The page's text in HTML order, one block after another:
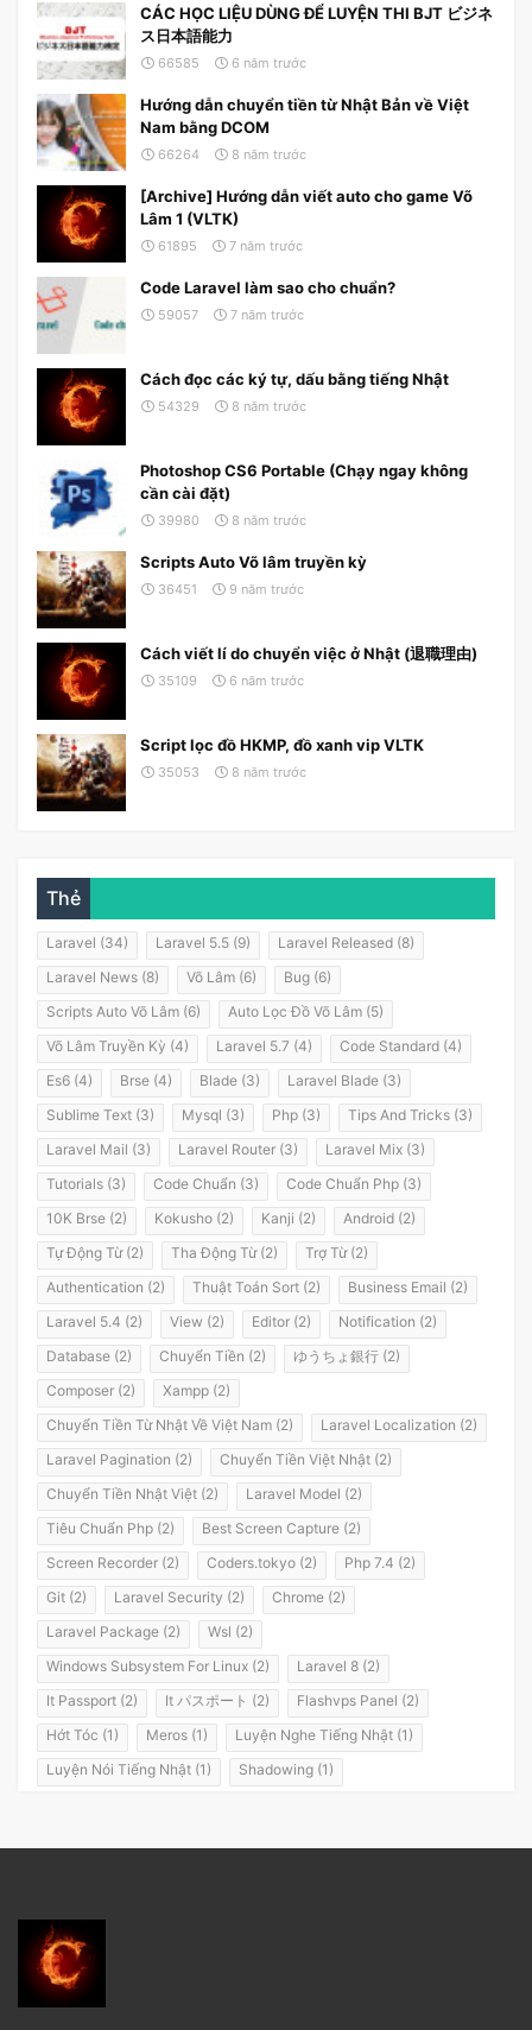
CÁC HỌC LIỆU DÙNG ĐỂ LUYỆN THI BJT ビジネ
ス日本語能力
66585 6 năm trước
Hướng dẫn chuyển tiền từ Nhật Bản về Việt
Nam bằng DCOM
66264 8 năm trước
[Archive] Hướng dẫn viết auto cho game Võ
Lâm 1 (VLTK)
61895 7 năm trước
Code Laravel làm sao cho chuẩn?
59057 7 năm trước
Cách đọc các ký tự, dấu bằng tiếng Nhật
54329 8 năm trước
Photoshop CS6 Portable (Chạy ngay không
cần cài đặt)
39980 8 năm trước
Scripts Auto Võ lâm truyền kỳ
36451 9 năm trước
Cách viết lí do chuyển việc ở Nhật (退職理由)
35109 6 năm trước
Script lọc đồ HKMP, đồ xanh vip VLTK
35053 8 năm trước
Thẻ
Laravel (34) Laravel 5.5 (9)
Laravel Released (8)
Laravel News (8)
Võ Lâm (6)
Bug (6)
Scripts Auto Võ Lâm (6)
Auto Lọc Đồ Võ Lâm (5)
Võ Lâm Truyền Kỳ (4)
Laravel 5.7 (4)
Code Standard (4)
Es6 (4)
Brse (4) Blade (3)
Laravel Blade (3)
Sublime Text (3)
Mysql (3) Php (3)
Tips And Tricks (3)
Laravel Mail (3)
Laravel Router (3)
Laravel Mix (3)
Tutorials (3)
Code Chuẩn (3)
Code Chuẩn Php (3)
10K Brse (2)
Kokusho (2) Kanji (2)
Android (2)
Tự Động Từ (2)
Tha Động Từ (2)
Trợ Từ (2)
Authentication (2)
Thuật Toán Sort (2)
Business Email (2)
Laravel 5.4 (2)
View (2) Editor (2)
Notification (2)
Database (2)
Chuyển Tiền (2)
ゆうちょ銀行 (2)
Composer (2)
Xampp (2)
Chuyển Tiền Từ Nhật Về Việt Nam (2)
Laravel Localization (2)
Laravel Pagination (2)
Chuyển Tiền Việt Nhật (2)
Chuyển Tiền Nhật Việt (2)
Laravel Model (2)
Tiêu Chuẩn Php (2)
Best Screen Capture (2)
Screen Recorder (2)
Coders.tokyo (2)
Php 7.4 (2)
Git (2)
Laravel Security (2)
Chrome (2)
Laravel Package (2)
Wsl (2)
Windows Subsystem For Linux (2)
Laravel 8 (2)
It Passport (2)
It パスポート (2)
Flashvps Panel (2)
Hớt Tóc (1)
Meros (1)
Luyện Nghe Tiếng Nhật (1)
Luyện Nói Tiếng Nhật (1)
Shadowing (1)
Sóng Thần (1)
Wakarimasen (1)
Onsen (1)